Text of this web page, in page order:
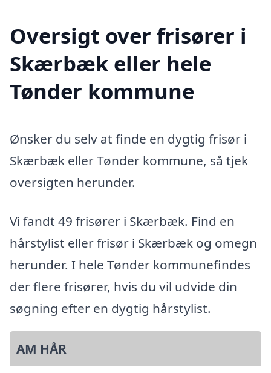
Oversigt over frisører i
Skærbæk eller hele
Tønder kommune
Ønsker du selv at finde en dygtig frisør i
Skærbæk eller Tønder kommune, så tjek
oversigten herunder.
Vi fandt 49 frisører i Skærbæk. Find en
hårstylist eller frisør i Skærbæk og omegn
herunder. I hele Tønder kommunefindes
der flere frisører, hvis du vil udvide din
søgning efter en dygtig hårstylist.
AM HÅR